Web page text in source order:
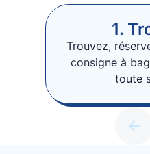
1.
Trouvez,
consigne à
toute